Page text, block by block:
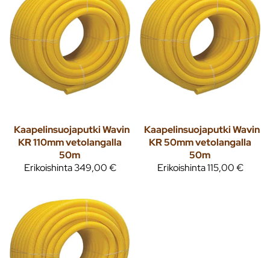
Kaapelinsuojaputki Wavin
KR 110mm vetolangalla
50m
Erikoishinta349,00 €
Kaapelinsuojaputki Wavin
KR 50mm vetolangalla
50m
Erikoishinta115,00 €